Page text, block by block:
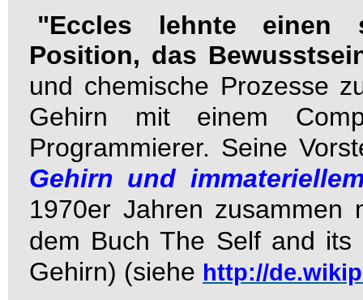
"Eccles lehnte einen
Position, das
und chemische Prozesse
Gehirn mit einem
Programmierer. Seine
Gehirn und
1970er Jahren
dem BuchThe Self and its
Gehirn) (siehe http://